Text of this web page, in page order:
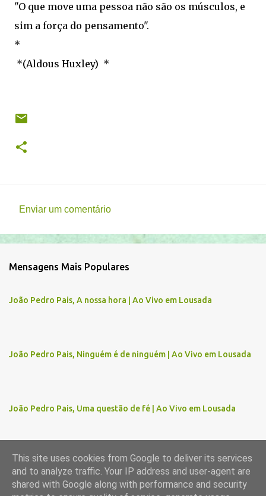
"O que move uma pessoa não são os músculos, e
sim a força do pensamento".
*
*(Aldous Huxley) *
e
t
i
Enviar um comentário
Mensagens Mais Populares
João Pedro Pais, A nossa hora | Ao Vivo em Lousada
João Pedro Pais, Ninguém é de ninguém | Ao Vivo em Lousada
João Pedro Pais, Uma questão de fé | Ao Vivo em Lousada
Com tecnologia do Blogger
This site uses cookies from Google to deliver its services
and to analyze traffic. Your IP address and user-agent are
shared with Google along with performance and security